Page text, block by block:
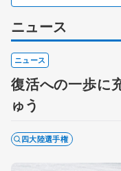
ニュース
ニュース
復活への一歩に
ゅう
四大陸選手権